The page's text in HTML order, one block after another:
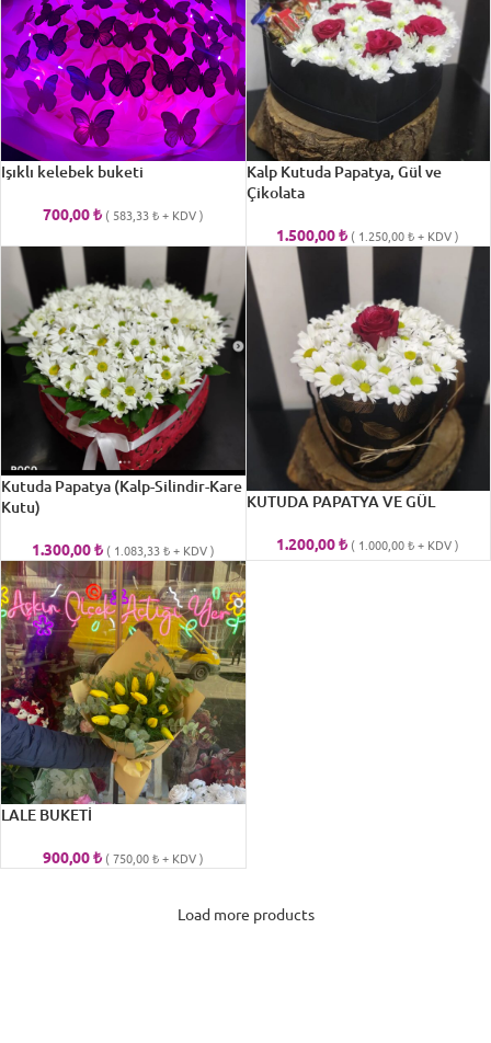
Işıklı kelebek buketi
700,00₺ ( 583,33₺+ KDV )
Kalp Kutuda Papatya, Gül ve
Çikolata
1.500,00₺ ( 1.250,00₺+ KDV )
Kutuda Papatya (Kalp-Silindir-Kare
Kutu)
1.300,00₺ ( 1.083,33₺+ KDV )
KUTUDA PAPATYA VE GÜL
1.200,00₺ ( 1.000,00₺+ KDV )
LALE BUKETİ
900,00₺ (750,00₺+ KDV )
Load more products